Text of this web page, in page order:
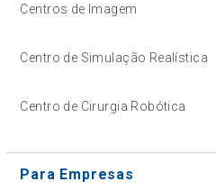
Centros de Imagem
Centro de Simulação Realística
Centro de Cirurgia Robótica
Para Empresas